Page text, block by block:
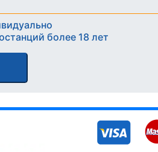
более 18 лет